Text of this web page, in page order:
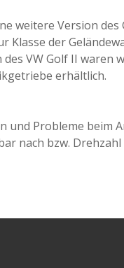
weitere Version
Klasse der
VW Golf II waren
erhältlich.
und Probleme beim
nach bzw.